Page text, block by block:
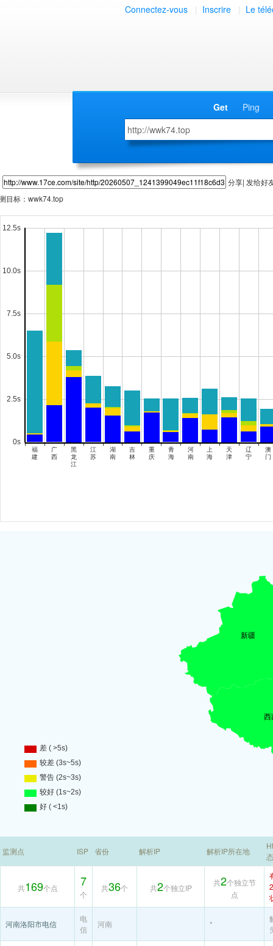
Connectez-vous Inscrire Le
Get Ping
分享| 发给好
目标： wwk74.top
监测点 ISP 省份 解析IP 解析IP所在地
态
共169个点 7
个
共36个 共2个独立IP
共2个独立节
点
河南洛阳市电信
电
信
河南 *